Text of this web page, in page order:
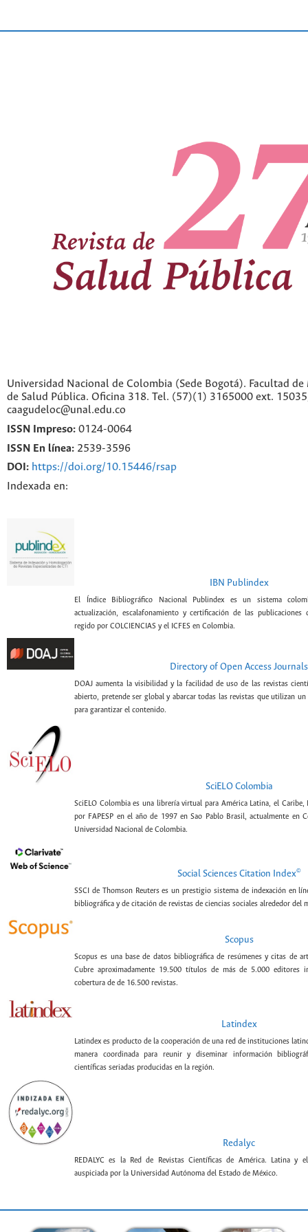
Universidad Nacional de Colombia (Sede Bogotá). Facultad
de Salud Pública. Oficina 318. Tel. (57)(1) 3165000 ext.
caagudeloc@unal.edu.co
ISSN Impreso: 0124-0064
ISSN En línea: 2539-3596
DOI: https://doi.org/10.15446/rsap
Indexada en:
IBN Publindex
El Índice Bibliográfico Nacional Publindex es un sistema
actualización, escalafonamiento y certificación de las publicaciones
regido por COLCIENCIAS y el ICFES en Colombia.
Directory of Open Access Journals
DOAJ aumenta la visibilidad y la facilidad de uso de las revistas
abierto, pretende ser global y abarcar todas las revistas que utilizan
para garantizar el contenido.
SciELO Colombia
SciELO Colombia es una librería virtual para América Latina, el Caribe,
por FAPESP en el año de 1997 en Sao Pablo Brasil, actualmente en
Universidad Nacional de Colombia.
Social Sciences Citation Index©
SSCI de Thomson Reuters es un prestigio sistema de indexación en
bibliográfica y de citación de revistas de ciencias sociales alrededor del
Scopus
Scopus es una base de datos bibliográfica de resúmenes y citas de
Cubre aproximadamente 19.500 títulos de más de 5.000 editores
cobertura de de 16.500 revistas.
Latindex
Latindex es producto de la cooperación de una red de instituciones
manera coordinada para reunir y diseminar información
científicas seriadas producidas en la región.
Redalyc
REDALYC es la Red de Revistas Científicas de América. Latina y
auspiciada por la Universidad Autónoma del Estado de México.